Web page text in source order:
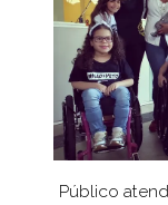
Público